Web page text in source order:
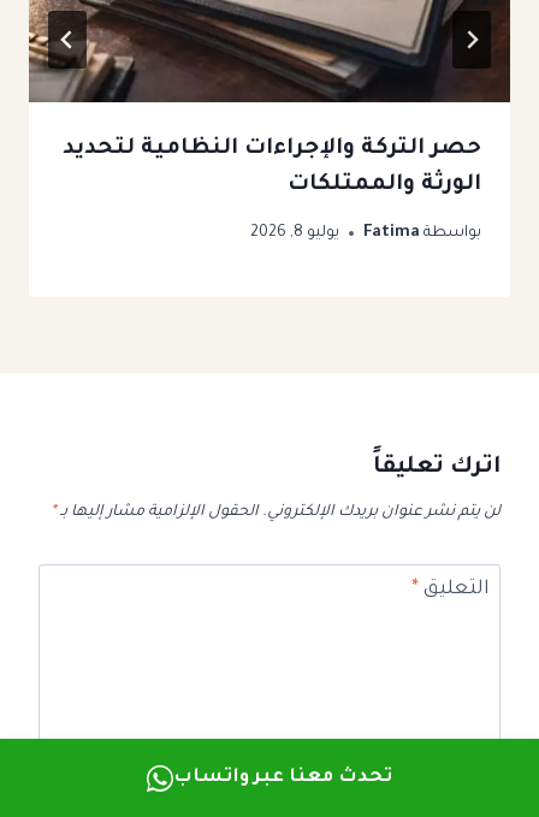
تحدث معنا عبر واتساب
حصر التركة والإجراءات النظامية لتحديد
الورثة والممتلكات
بواسطة Fatima يوليو 8, 2026
اترك تعليقاً
لن يتم نشر عنوان بريدك الإلكتروني. الحقول الإلزامية مشار إليها بـ *
التعليق *